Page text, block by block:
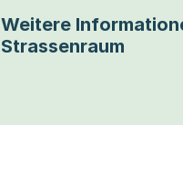
Weitere
Strassenraum